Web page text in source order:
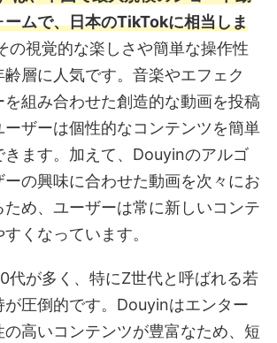
ームで、日本のTikTokに相当しま
の視覚的な楽しさや簡単な操作性
層に人気です。音楽やエフェク
を組み合わせた創造的な動画を投稿
ーザーは個性的なコンテンツを簡単
きます。加えて、Douyinのアルゴ
ーの興味に合わせた動画を次々にお
め、ユーザーは常に新しいコンテ
くなっています。
代が多く、特にZ世代と呼ばれる若
が圧倒的です。Douyinはエンター
の高いコンテンツが豊富なため、短